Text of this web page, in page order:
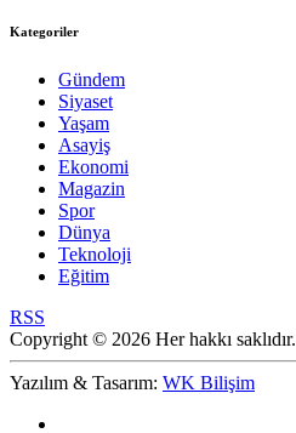
Kategoriler
Gündem
Siyaset
Yaşam
Asayiş
Ekonomi
Magazin
Spor
Dünya
Teknoloji
Eğitim
RSS
Copyright © 2026 Her hakkı saklıdır.
Yazılım & Tasarım: WK Bilişim